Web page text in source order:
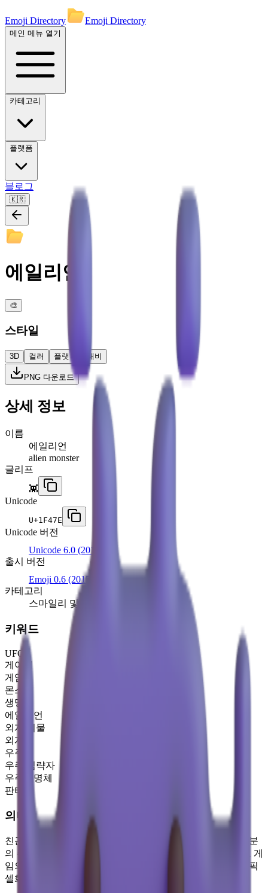
Emoji Directory Emoji Directory
메인 메뉴 열기
카테고리
플랫폼
블로그
🇰🇷
에일리언
🎨
스타일
3D 컬러 플랫 고대비
PNG 다운로드
상세 정보
이름
에일리언
alien monster
글리프
👾
Unicode
U+1F47E
Unicode 버전
Unicode 6.0 (2010)
출시 버전
Emoji 0.6 (2015)
카테고리
스마일리 및 감정
키워드
UFO
게이머
게임
몬스터
생명체
에일리언
외계 괴물
외계인
우주
우주 침략자
우주생명체
판타지
의미
친근해 보이는 촉수가 달린 두 눈을 가진 우주 생명체. 대부분
의 주요 플랫폼은 스페이스 인베이더와 같은 고전 아케이드 게
임의 외계인을 본떠 디자인하며, 8비트 그래픽처럼 보라색 픽
셀화된 모습으로 렌더링합니다.